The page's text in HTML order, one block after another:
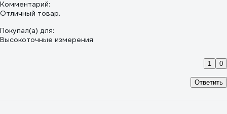
Комментарий:
Отличный товар.
Покупал(а) для:
Высокоточные измерения
Ответить
1 0